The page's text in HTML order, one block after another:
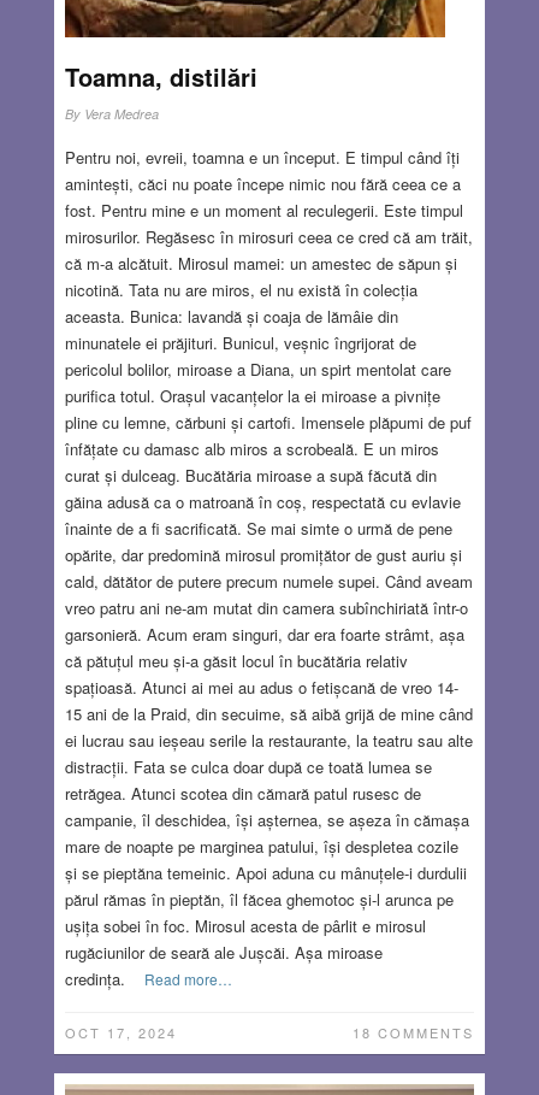
Toamna, distilări
By Vera Medrea
Pentru noi, evreii, toamna e un început. E timpul când îți
amintești, căci nu poate începe nimic nou fără ceea ce a
fost. Pentru mine e un moment al reculegerii. Este timpul
mirosurilor. Regăsesc în mirosuri ceea ce cred că am trăit,
că m-a alcătuit. Mirosul mamei: un amestec de săpun și
nicotină. Tata nu are miros, el nu există în colecția
aceasta. Bunica: lavandă și coaja de lămâie din
minunatele ei prăjituri. Bunicul, veșnic îngrijorat de
pericolul bolilor, miroase a Diana, un spirt mentolat care
purifica totul. Orașul vacanțelor la ei miroase a pivnițe
pline cu lemne, cărbuni și cartofi. Imensele plăpumi de puf
înfățate cu damasc alb miros a scrobeală. E un miros
curat și dulceag. Bucătăria miroase a supă făcută din
găina adusă ca o matroană în coș, respectată cu evlavie
înainte de a fi sacrificată. Se mai simte o urmă de pene
opărite, dar predomină mirosul promițător de gust auriu și
cald, dătător de putere precum numele supei. Când aveam
vreo patru ani ne-am mutat din camera subînchiriată într-o
garsonieră. Acum eram singuri, dar era foarte strâmt, așa
că pătuțul meu și-a găsit locul în bucătăria relativ
spațioasă. Atunci ai mei au adus o fetișcană de vreo 14-
15 ani de la Praid, din secuime, să aibă grijă de mine când
ei lucrau sau ieșeau serile la restaurante, la teatru sau alte
distracții. Fata se culca doar după ce toată lumea se
retrăgea. Atunci scotea din cămară patul rusesc de
campanie, îl deschidea, își așternea, se așeza în cămașa
mare de noapte pe marginea patului, își despletea cozile
și se pieptăna temeinic. Apoi aduna cu mânuțele-i durdulii
părul rămas în pieptăn, îl făcea ghemotoc și-l arunca pe
ușița sobei în foc. Mirosul acesta de pârlit e mirosul
rugăciunilor de seară ale Jușcăi. Așa miroase
credința.
Read more…
OCT 17, 2024 18 COMMENTS